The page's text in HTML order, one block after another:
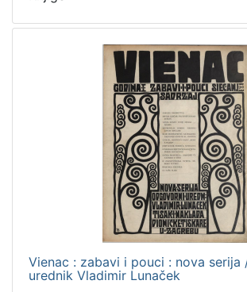
Vienac : zabavi i pouci : nova
urednik Vladimir Lunaček